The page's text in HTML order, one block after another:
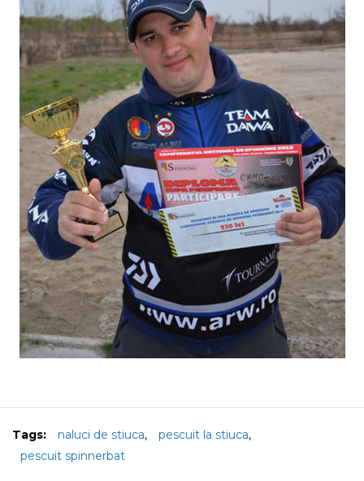
Tags: naluci de stiuca, pescuit la stiuca,
pescuit spinnerbat